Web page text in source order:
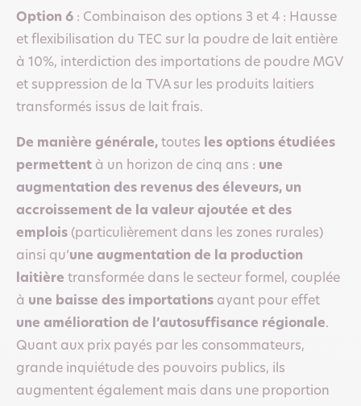
Option 6 : Combinaison des options 3 et 4 : Hausse
et flexibilisation du TEC sur la poudre de lait entière
à 10%, interdiction des importations de poudre MGV
et suppression de la TVA sur les produits laitiers
transformés issus de lait frais.
De manière générale, toutes les options étudiées
permettent à un horizon de cinq ans : une
augmentation des revenus des éleveurs, un
accroissement de la valeur ajoutée et des
emplois (particulièrement dans les zones rurales)
ainsi qu’une augmentation de la production
laitière transformée dans le secteur formel, couplée
à une baisse des importations ayant pour effet
une amélioration de l’autosuffisance régionale.
Quant aux prix payés par les consommateurs,
grande inquiétude des pouvoirs publics, ils
augmentent également mais dans une proportion